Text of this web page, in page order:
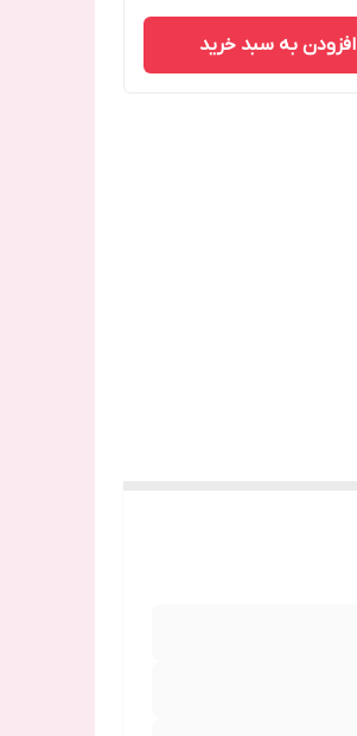
افزودن به سبد خرید